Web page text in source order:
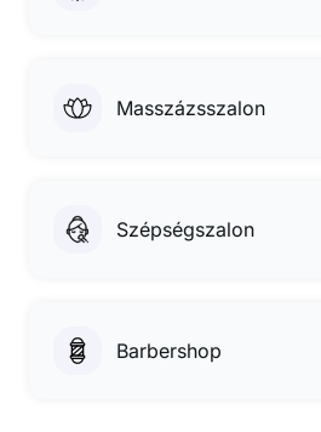
Masszázsszalon
Szépségszalon
Barbershop